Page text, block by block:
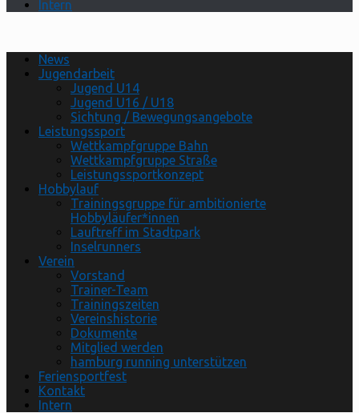
Intern
News
Jugendarbeit
Jugend U14
Jugend U16 / U18
Sichtung / Bewegungsangebote
Leistungssport
Wettkampfgruppe Bahn
Wettkampfgruppe Straße
Leistungssportkonzept
Hobbylauf
Trainingsgruppe für ambitionierte
Hobbyläufer*innen
Lauftreff im Stadtpark
Inselrunners
Verein
Vorstand
Trainer-Team
Trainingszeiten
Vereinshistorie
Dokumente
Mitglied werden
hamburg running unterstützen
Feriensportfest
Kontakt
Intern